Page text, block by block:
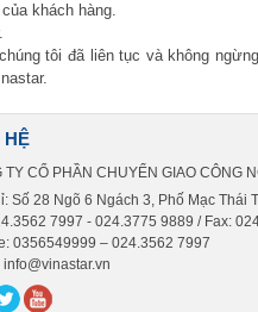
khách hàng.
tôi đã liên tục và không
HỆ
TY CỔ PHẦN CHUYỂN GIAO CÔNG
Số 28 Ngõ 6 Ngách 3, Phố Mạc Thái
7997 - 024.3775 9889 / Fax:
0356549999 – 024.3562 7997
info@vinastar.vn